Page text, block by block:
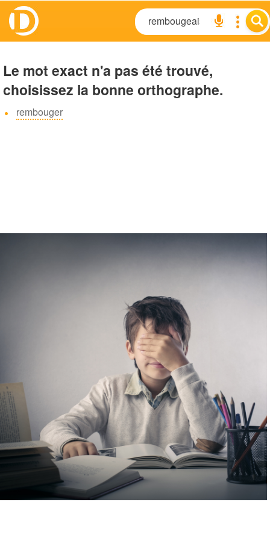
Le mot exact n'a pas été trouvé,
choisissez la bonne orthographe.
rembouger